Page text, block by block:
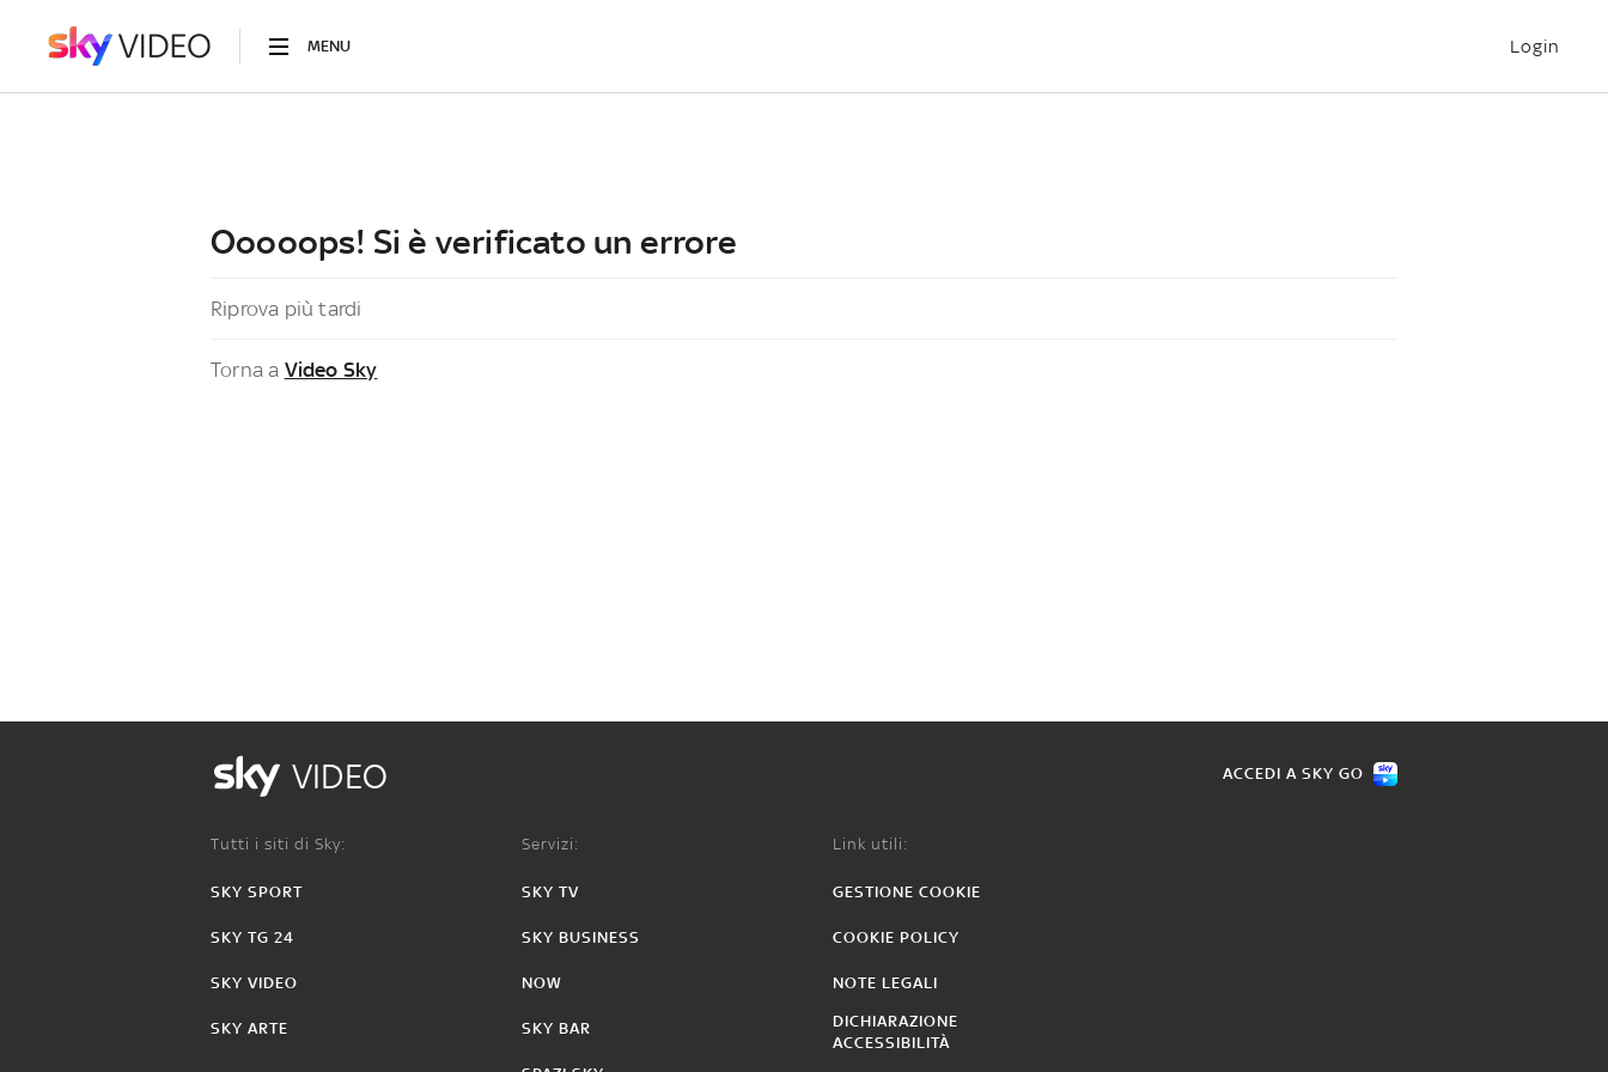
MENU Login
Ooooops! Si è verificato un errore
Riprova più tardi
Torna a Video Sky
VIDEO ACCEDI A SKY GO
Tutti i siti di Sky:
SKY SPORT
SKY TG 24
SKY VIDEO
SKY ARTE
Servizi:
SKY TV
SKY BUSINESS
NOW
SKY BAR
Link utili:
GESTIONE COOKIE
COOKIE POLICY
NOTE LEGALI
DICHIARAZIONE
ACCESSIBILITÀ